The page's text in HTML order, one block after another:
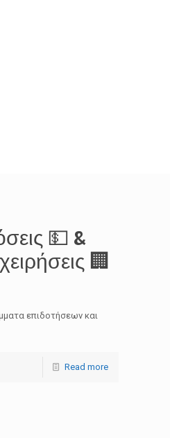
💵 &
🏢
επιδοτήσεων και
Read more